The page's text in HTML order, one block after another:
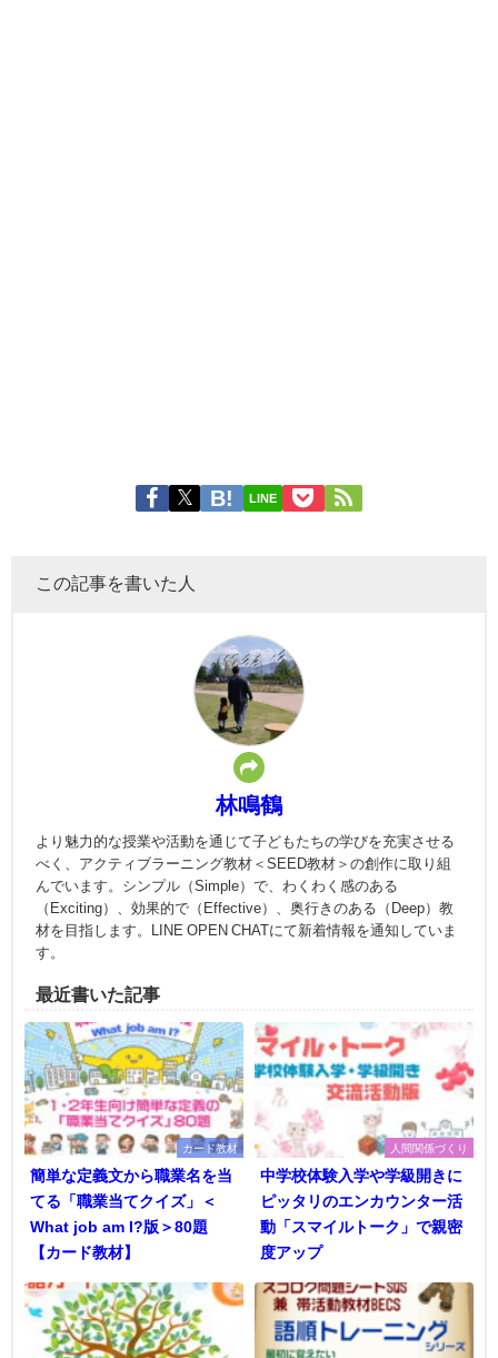
LINE
この記事を書いた人
林鳴鶴
より魅力的な授業や活動を通じて子どもたちの学びを充実させる
べく、アクティブラーニング教材＜SEED教材＞の創作に取り組
んでいます。シンプル（Simple）で、わくわく感のある
（Exciting）、効果的で（Effective）、奥行きのある（Deep）教
材を目指します。LINE OPEN CHATにて新着情報を通知していま
す。
最近書いた記事
カード教材
簡単な定義文から職業名を当
てる「職業当てクイズ」＜
What job am I?版＞80題
【カード教材】
人間関係づくり
中学校体験入学や学級開きに
ピッタリのエンカウンター活
動「スマイルトーク」で親密
度アップ